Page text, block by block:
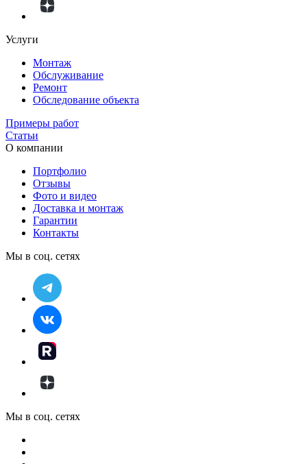
Услуги
Монтаж
Обслуживание
Ремонт
Обследование объекта
Примеры работ
Статьи
О компании
Портфолио
Отзывы
Фото и видео
Доставка и монтаж
Гарантии
Контакты
Мы в соц. сетях
Мы в соц. сетях